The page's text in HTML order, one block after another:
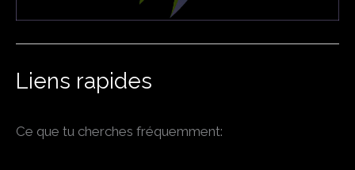
Liens rapides
Ce que tu cherches fréquemment: